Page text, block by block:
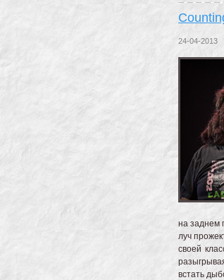
24-04-2013
на заднем
луч
своей
встать